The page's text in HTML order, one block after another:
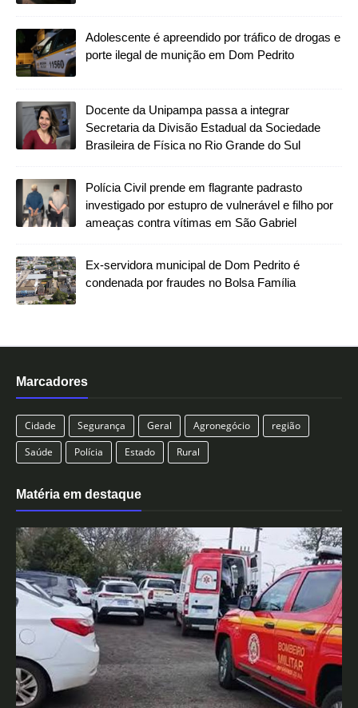
Adolescente é apreendido por tráfico de drogas e
porte ilegal de munição em Dom Pedrito
Docente da Unipampa passa a integrar
Secretaria da Divisão Estadual da Sociedade
Brasileira de Física no Rio Grande do Sul
Polícia Civil prende em flagrante padrasto
investigado por estupro de vulnerável e filho por
ameaças contra vítimas em São Gabriel
Ex-servidora municipal de Dom Pedrito é
condenada por fraudes no Bolsa Família
Marcadores
Cidade Segurança Geral Agronegócio
região
Saúde
Polícia Estado Rural
Matéria em destaque